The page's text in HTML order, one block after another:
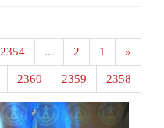
«
1
2
...
2354
2358
2359
2360